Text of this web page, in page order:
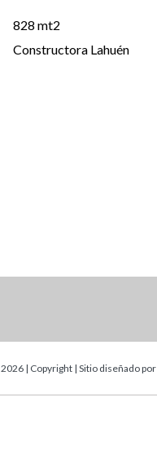
828 mt2
Constructora Lahuén
2026 | Copyright | Sitio diseñado por